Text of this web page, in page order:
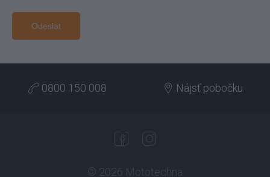
Odeslat
0800 150 008 Nájsť pobočku
© 2026 Mototechna